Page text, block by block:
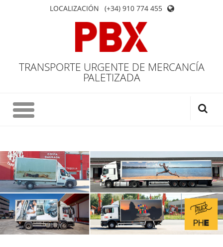
LOCALIZACIÓN (+34) 910 774 455
TRANSPORTE URGENTE DE MERCANCÍA
PALETIZADA